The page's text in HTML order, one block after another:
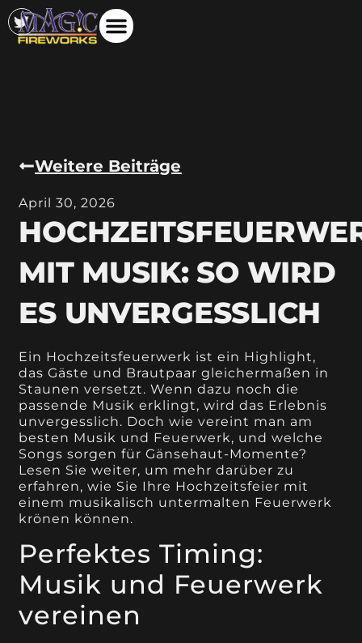
Weitere Beiträge
April 30, 2026
MIT MUSIK: SO WIRD
ES UNVERGESSLICH
Ein Hochzeitsfeuerwerk ist ein Highlight,
das Gäste und Brautpaar gleichermaßen in
Staunen versetzt. Wenn dazu noch die
passende Musik erklingt, wird das Erlebnis
unvergesslich. Doch wie vereint man am
besten Musik und Feuerwerk, und welche
Songs sorgen für Gänsehaut-Momente?
Lesen Sie weiter, um mehr darüber zu
erfahren, wie Sie Ihre Hochzeitsfeier mit
einem musikalisch untermalten Feuerwerk
krönen können.
Perfektes Timing:
Musik und Feuerwerk
vereinen